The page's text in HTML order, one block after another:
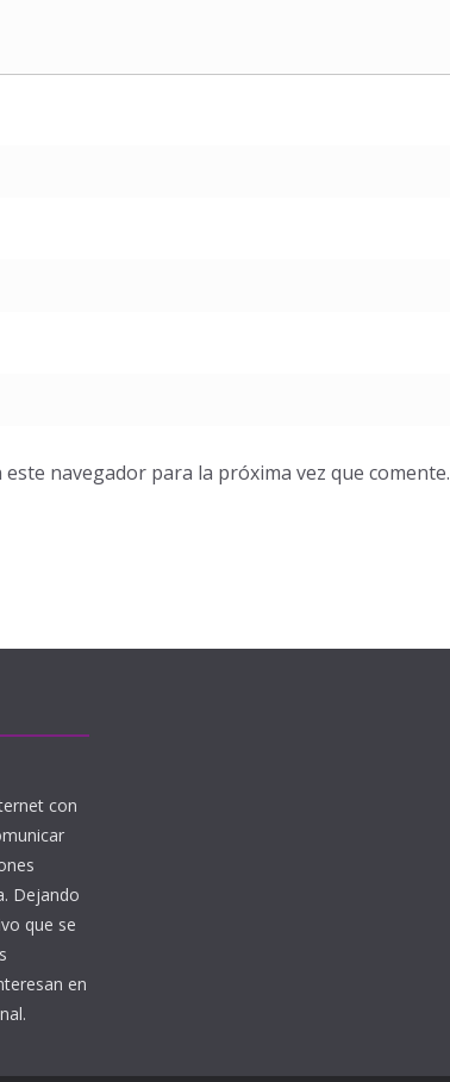
navegador para la próxima vez que comente.
con
Dejando
que se
en